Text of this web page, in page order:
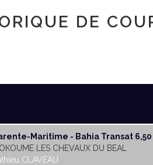
DE
Maritime - Bahia Transat 6,50
LES CHEVAUX DU BEAL
CLAVEAU